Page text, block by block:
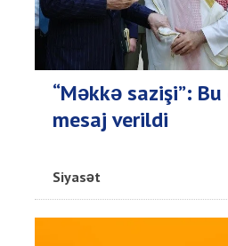
“Məkkə sazişi”:
mesaj verildi
Siyasət